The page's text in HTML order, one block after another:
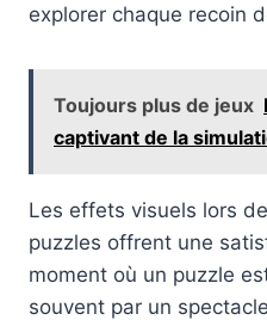
explorer chaque recoin
Toujours plus de jeux
captivant de la
Les effets visuels lors
puzzles offrent une
moment où un puzzle
souvent par un